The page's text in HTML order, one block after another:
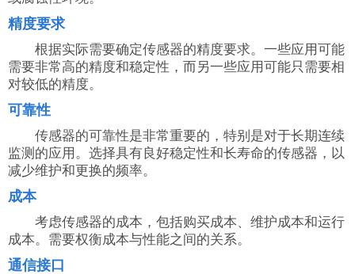
精度要求
根据实际需要确定传感器的精度要求。一些应用可能
需要非常高的精度和稳定性，而另一些应用可能只需要相
对较低的精度。
可靠性
传感器的可靠性是非常重要的，特别是对于长期连续
监测的应用。选择具有良好稳定性和长寿命的传感器，以
减少维护和更换的频率。
成本
考虑传感器的成本，包括购买成本、维护成本和运行
成本。需要权衡成本与性能之间的关系。
通信接口